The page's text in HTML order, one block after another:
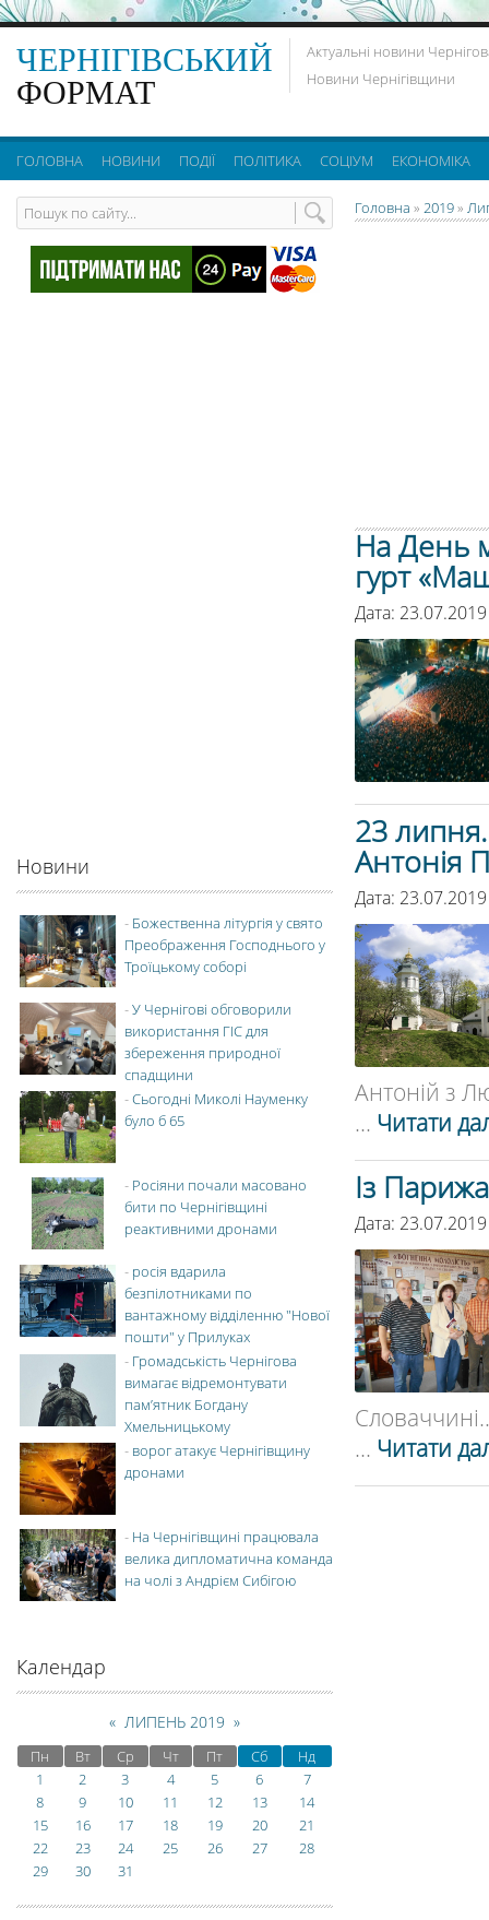
ЧЕРНІГІВСЬКИЙ
ФОРМАТ
Актуальні новини
Новини Чернігівщини
ГОЛОВНА НОВИНИ ПОДІЇ ПОЛІТИКА СОЦІУМ ЕКОНОМІКА
Головна » 2019»
На День
гурт
Дата:
23
Антонія
Дата:
Антоній з
... Читати
Із
Дата:
... Читати
Новини
- Божественна літургія у свято
Преображення Господнього у
Троїцькому соборі
-У Чернігові обговорили
використання ГІС для
збереження природної
спадщини
-Сьогодні Миколі Науменку
було б 65
- Росіяни почали масовано
бити по Чернігівщині
реактивними дронами
- росія вдарила
безпілотниками по
вантажному відділенню "Нової
пошти" у Прилуках
- Громадськість Чернігова
вимагає відремонтувати
пам’ятник Богдану
Хмельницькому
- ворог атакує Чернігівщину
дронами
- На Чернігівщині працювала
велика дипломатична команда
на чолі з Андрієм Сибігою
Календар
« ЛИПЕНЬ 2019 »
Пн Вт Ср Чт Пт Сб
Нд
1
2 3 4 5 6
7
8
9 10 11 12 13
14
15
16 17 18 19 20
21
22
23 24 25 26 27
28
29
30 31